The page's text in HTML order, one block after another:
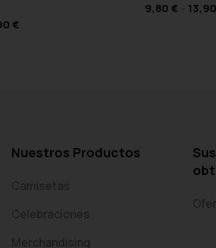
€
9,80 € 13,90
Nuestros Productos
Camisetas
Celebraciones
Merchandising